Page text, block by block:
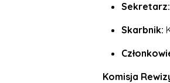
Sekretarz:
Skarbnik:
Komisja